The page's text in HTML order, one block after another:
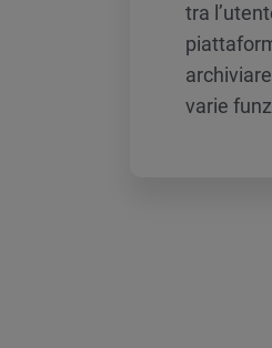
tra
varie